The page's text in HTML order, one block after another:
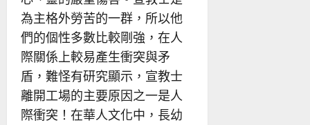
為主格外勞苦的一群，所以他
們的個性多數比較剛強，在人
際關係上較易產生衝突與矛
盾，難怪有研究顯示，宣教士
離開工場的主要原因之一是人
際衝突！在華人文化中，長幼